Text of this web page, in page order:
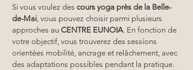
Si vous voulez des cours yoga près de la Belle-
de-Mai , vous pouvez choisir parmi plusieurs
approches au CENTRE EUNOIA. En fonction de
votre objectif, vous trouverez des sessions
orientées mobilité, ancrage et relâchement, avec
des adaptations possibles pendant la pratique.